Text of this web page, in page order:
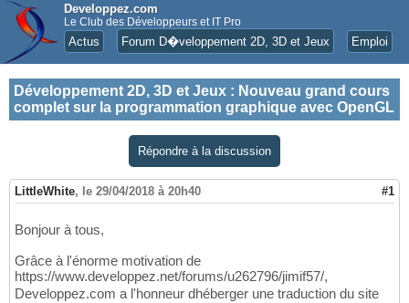
Developpez.com
Le Club des Développeurs et IT Pro
Actus Forum D�veloppement 2D, 3D et Jeux Emploi
Développement 2D, 3D et Jeux : Nouveau grand cours
complet sur la programmation graphique avec OpenGL
Répondre à la discussion
LittleWhite, le 29/04/2018 à 20h40 #1
Bonjour à tous,
Grâce à l'énorme motivation de
https://www.developpez.net/forums/u262796/jimif57/,
Developpez.com a l'honneur dhéberger une traduction du site